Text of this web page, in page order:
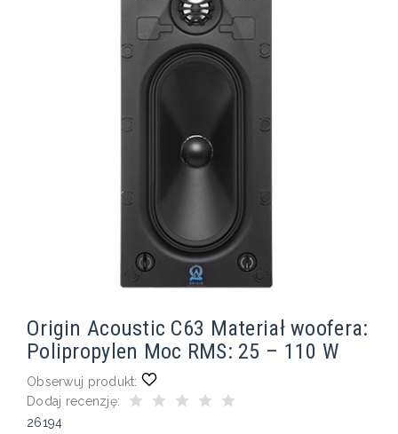
Origin Acoustic C63 Materiał woofera:
Polipropylen Moc RMS: 25 – 110 W
Obserwuj produkt:
Dodaj recenzję:
26194